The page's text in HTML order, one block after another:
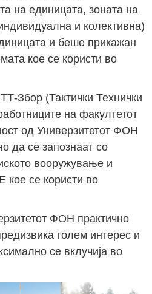
на единицата, зоната на
и колективна)
и беше прикажан
кое се користи во
Збор (Тактички Технички
на факултетот
од Универзитетот ФОН
да се запознаат со
вооружување и
се користи во
ФОН практично
голем интерес и
се вклучија во